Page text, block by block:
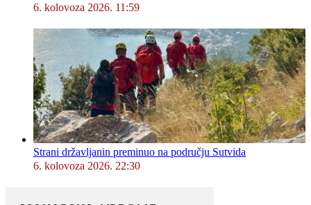
6. kolovoza 2026. 11:59
Strani državljanin preminuo na području Sutvida
6. kolovoza 2026. 22:30